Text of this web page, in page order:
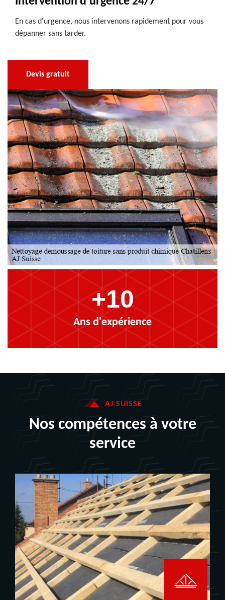
+10
Ans d'expérience
En cas d'urgence, nous intervenons rapidement pour vous
dépanner sans tarder.
Devis gratuit
AJ SUISSE
Nos compétences à votre
service